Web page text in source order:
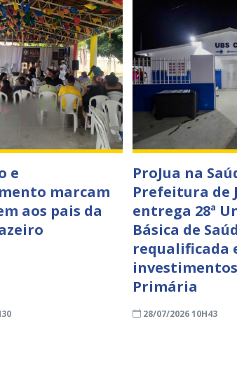
e
marcam
aos pais da
ProJua na
Prefeitura de
entrega 28ª
Básica de
requalificada
Primária
28/07/2026 10H43